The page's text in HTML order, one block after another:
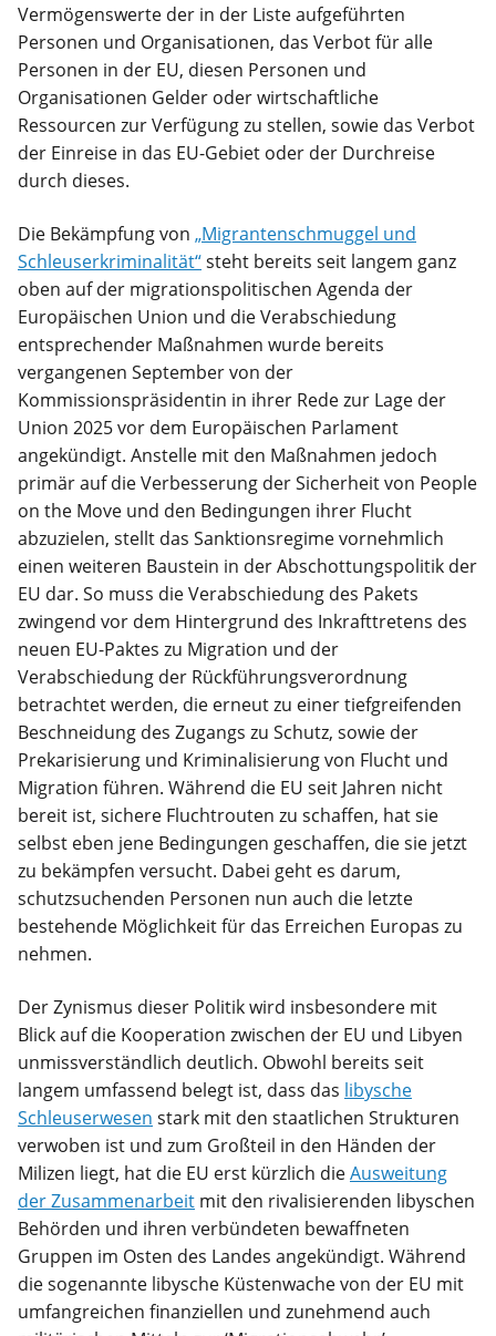
Vermögenswerte der in der Liste aufgeführten
Personen und Organisationen, das Verbot für alle
Personen in der EU, diesen Personen und
Organisationen Gelder oder wirtschaftliche
Ressourcen zur Verfügung zu stellen, sowie das Verbot
der Einreise in das EU-Gebiet oder der Durchreise
durch dieses.
Die Bekämpfung von „Migrantenschmuggel und
Schleuserkriminalität“steht bereits seit langem ganz
oben auf der migrationspolitischen Agenda der
Europäischen Union und die Verabschiedung
entsprechender Maßnahmen wurde bereits
vergangenen September von der
Kommissionspräsidentin in ihrer Rede zur Lage der
Union 2025 vor dem Europäischen Parlament
angekündigt. Anstelle mit den Maßnahmen jedoch
primär auf die Verbesserung der Sicherheit von People
on the Move und den Bedingungen ihrer Flucht
abzuzielen, stellt das Sanktionsregime vornehmlich
einen weiteren Baustein in der Abschottungspolitik der
EU dar. So muss die Verabschiedung des Pakets
zwingend vor dem Hintergrund des Inkrafttretens des
neuen EU-Paktes zu Migration und der
Verabschiedung der Rückführungsverordnung
betrachtet werden, die erneut zu einer tiefgreifenden
Beschneidung des Zugangs zu Schutz, sowie der
Prekarisierung und Kriminalisierung von Flucht und
Migration führen. Während die EU seit Jahren nicht
bereit ist, sichere Fluchtrouten zu schaffen, hat sie
selbst eben jene Bedingungen geschaffen, die sie jetzt
zu bekämpfen versucht. Dabei geht es darum,
schutzsuchenden Personen nun auch die letzte
bestehende Möglichkeit für das Erreichen Europas zu
nehmen.
Der Zynismus dieser Politik wird insbesondere mit
Blick auf die Kooperation zwischen der EU und Libyen
unmissverständlich deutlich. Obwohl bereits seit
langem umfassend belegt ist, dass das libysche
Schleuserwesen stark mit den staatlichen Strukturen
verwoben ist und zum Großteil in den Händen der
Milizen liegt, hat die EU erst kürzlich dieAusweitung
der Zusammenarbeit mit den rivalisierenden libyschen
Behörden und ihren verbündeten bewaffneten
Gruppen im Osten des Landes angekündigt. Während
die sogenannte libysche Küstenwache von der EU mit
umfangreichen finanziellen und zunehmend auch